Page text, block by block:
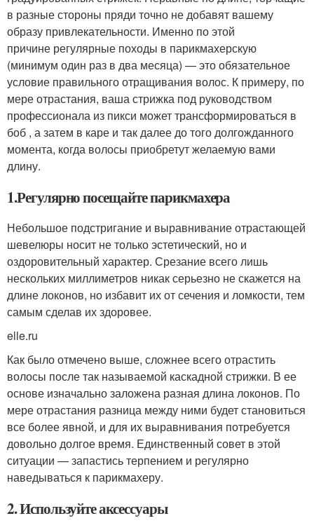
в разные стороны пряди точно не добавят вашему
образу привлекательности. Именно по этой
причине регулярные походы в парикмахерскую
(минимум один раз в два месяца) — это обязательное
условие правильного отращивания волос. К примеру, по
мере отрастания, ваша стрижка под руководством
профессионала из пикси может трансформироваться в
боб , а затем в каре и так далее до того долгожданного
момента, когда волосы приобретут желаемую вами
длину.
1.Регулярно посещайте парикмахера
Небольшое подстригание и выравнивание отрастающей
шевелюры носит не только эстетический, но и
оздоровительный характер. Срезание всего лишь
нескольких миллиметров никак серьезно не скажется на
длине локонов, но избавит их от сечения и ломкости, тем
самым сделав их здоровее.
elle.ru
Как было отмечено выше, сложнее всего отрастить
волосы после так называемой каскадной стрижки. В ее
основе изначально заложена разная длина локонов. По
мере отрастания разница между ними будет становиться
все более явной, и для их выравнивания потребуется
довольно долгое время. Единственный совет в этой
ситуации — запастись терпением и регулярно
наведываться к парикмахеру.
2. Используйте аксессуары